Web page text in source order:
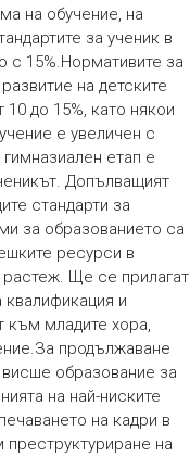
на обучение, на
за ученик в
с 15%.Нормативите за
на детските
до 15%, като някои
е увеличен с
етап е
Допълващият
стандарти за
за образованието са
ресурси в
растеж. Ще се прилагат
квалификация и
към младите хора,
продължаване
образование за
на най-ниските
на кадри в
на